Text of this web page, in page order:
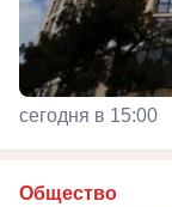
сегодня в 15:00
Общество